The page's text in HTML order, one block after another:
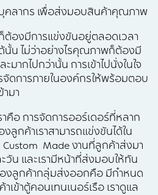
คลากร เพื่อส่งมอบสินค้าคุณภาพ
องมีการแข่งขันอยู่ตลอดเวลา
นั้น ไม่ว่าอย่างไรคุณภาพก็ต้องมี
ากไปกว่านั้น การเข้าไปนั่งในใจ
จัดการภายในองค์กรให้พร้อมตอบ
ามา
าคือ การจัดการออร์เดอร์ที่หลาก
ลูกค้าเราสามารถแข่งขันได้ใน
Made งานที่ลูกค้าส่งมา
วัน และเรามีหน้าที่ส่งมอบให้ทัน
ของลูกค้ากลุ่มส่งออกคือ มีกำหนด
เข้าตู้คอนเทนเนอร์เรือ เราดูแล